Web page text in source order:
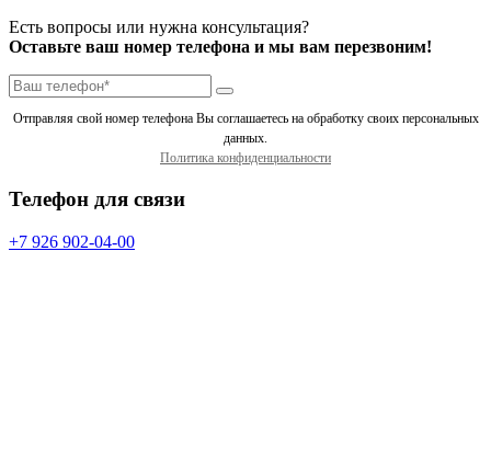
Есть вопросы или нужна консультация?
Оставьте ваш номер телефона и мы вам перезвоним!
Отправляя свой номер телефона Вы соглашаетесь на обработку своих персональных
данных.
Политика конфиденциальности
Телефон для связи
+7 926 902-04-00